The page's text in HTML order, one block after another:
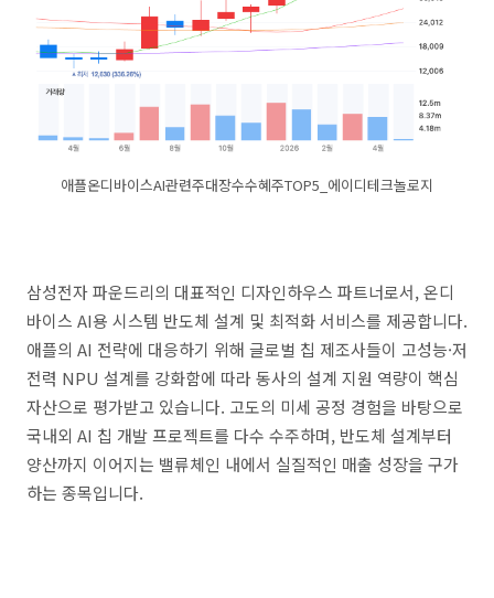
애플온디바이스AI관련주대장수수혜주TOP5_에이디테크놀로지
삼성전자 파운드리의 대표적인 디자인하우스 파트너로서, 온디
바이스 AI용 시스템 반도체 설계 및 최적화 서비스를 제공합니다.
애플의 AI 전략에 대응하기 위해 글로벌 칩 제조사들이 고성능·저
전력 NPU 설계를 강화함에 따라 동사의 설계 지원 역량이 핵심
자산으로 평가받고 있습니다. 고도의 미세 공정 경험을 바탕으로
국내외 AI 칩 개발 프로젝트를 다수 수주하며, 반도체 설계부터
양산까지 이어지는 밸류체인 내에서 실질적인 매출 성장을 구가
하는 종목입니다.